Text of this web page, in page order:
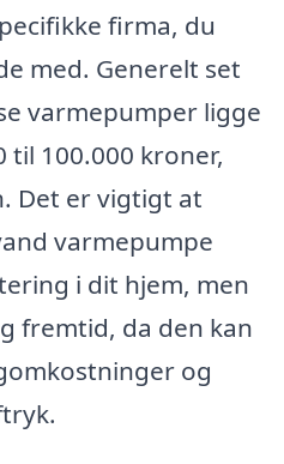
firma, du
med. Generelt set
varmepumper ligge
100.000 kroner,
Det er vigtigt at
varmepumpe
i dit hjem, men
fremtid, da den kan
og